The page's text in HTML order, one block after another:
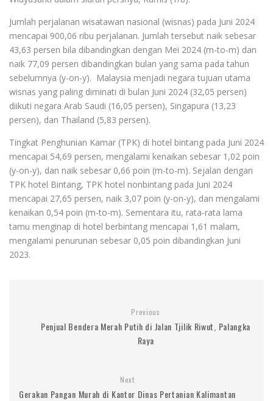
Jumlah perjalanan wisatawan nasional (wisnas) pada Juni 2024
mencapai 900,06 ribu perjalanan. Jumlah tersebut naik sebesar
43,63 persen bila dibandingkan dengan Mei 2024 (m-to-m) dan
naik 77,09 persen dibandingkan bulan yang sama pada tahun
sebelumnya (y-on-y). Malaysia menjadi negara tujuan utama
wisnas yang paling diminati di bulan Juni 2024 (32,05 persen)
diikuti negara Arab Saudi (16,05 persen), Singapura (13,23
persen), dan Thailand (5,83 persen).
Tingkat Penghunian Kamar (TPK) di hotel bintang pada Juni 2024
mencapai 54,69 persen, mengalami kenaikan sebesar 1,02 poin
(y-on-y), dan naik sebesar 0,66 poin (m-to-m). Sejalan dengan
TPK hotel Bintang, TPK hotel nonbintang pada Juni 2024
mencapai 27,65 persen, naik 3,07 poin (y-on-y), dan mengalami
kenaikan 0,54 poin (m-to-m). Sementara itu, rata-rata lama
tamu menginap di hotel berbintang mencapai 1,61 malam,
mengalami penurunan sebesar 0,05 poin dibandingkan Juni
2023.
Previous
Penjual Bendera Merah Putih di Jalan Tjilik Riwut, Palangka
Raya
Next
Gerakan Pangan Murah di Kantor Dinas Pertanian Kalimantan